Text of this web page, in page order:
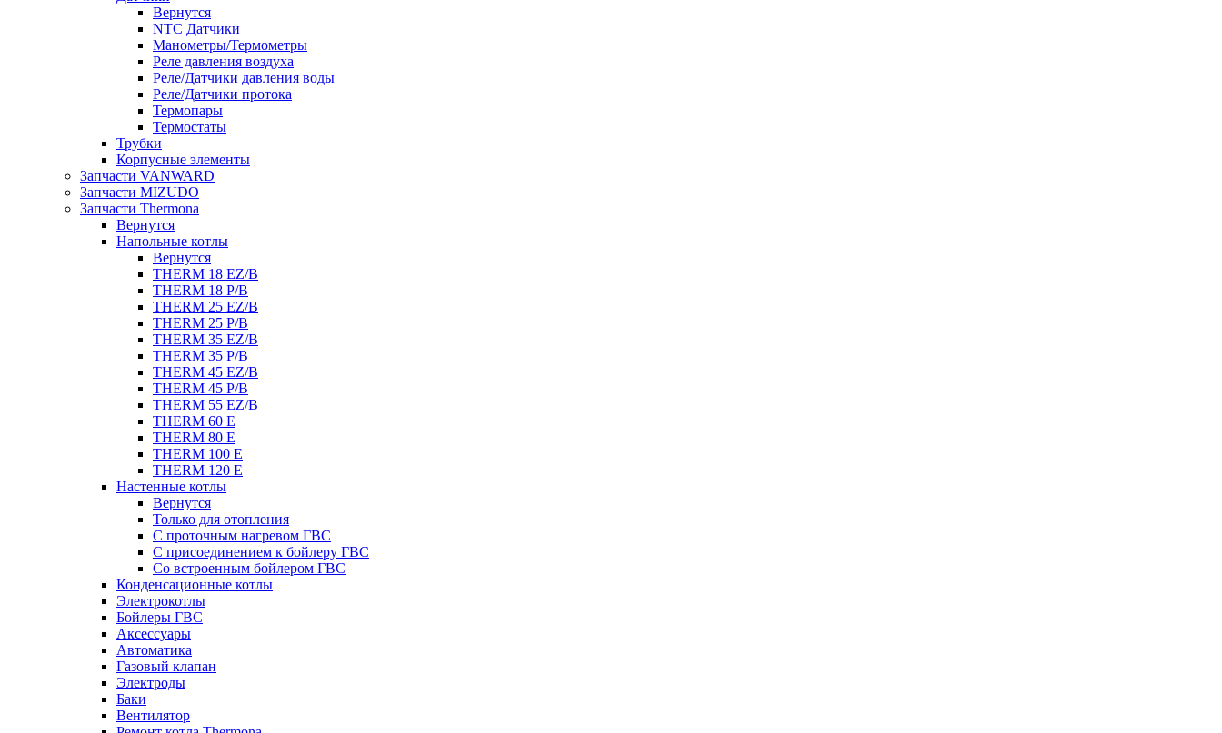
Вернутся
NTC Датчики
Манометры/Термометры
Реле давления воздуха
Реле/Датчики давления воды
Реле/Датчики протока
Термопары
Термостаты
Трубки
Корпусные элементы
Запчасти VANWARD
Запчасти MIZUDO
Запчасти Thermona
Вернутся
Напольные котлы
Вернутся
THERM 18 EZ/B
THERM 18 P/B
THERM 25 EZ/B
THERM 25 P/B
THERM 35 EZ/B
THERM 35 P/B
THERM 45 EZ/B
THERM 45 P/B
THERM 55 EZ/B
THERM 60 E
THERM 80 E
THERM 100 E
THERM 120 E
Настенные котлы
Вернутся
Только для отопления
С проточным нагревом ГВС
С присоединением к бойлеру ГВС
Со встроенным бойлером ГВС
Конденсационные котлы
Электрокотлы
Бойлеры ГВС
Аксессуары
Автоматика
Газовый клапан
Электроды
Баки
Вентилятор